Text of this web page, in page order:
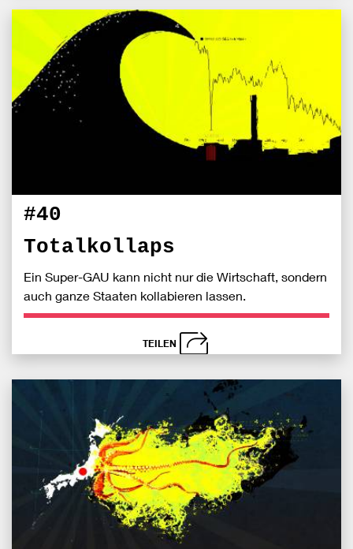
schließen
#40
Totalkollaps
Ein Super-GAU kann nicht nur die Wirtschaft, sondern
auch ganze Staaten kollabieren lassen.
TEILEN